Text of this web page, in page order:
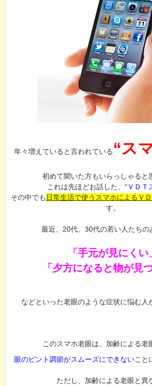
年々増えていると言われている “ス
初めて聞いた方もいらっしゃると
これは先ほどお話した、 “ＶＤＴ
その中でも 日常生活で使うスマホによるＶ
す。
最近、20代、30代の若い人たちの
「手元が見にくい
「夕方になると物が見
などといった老眼のような症状に悩む人
このスマホ老眼は、加齢による老
眼のピント調節がスムーズにできないこと
ただし、加齢による老眼と異